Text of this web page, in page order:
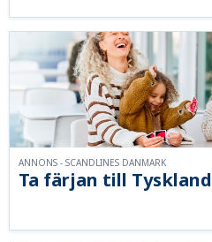
Ta färjan till
ANNONS - SCANDLINES DANMARK